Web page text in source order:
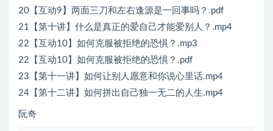
20【互动9】两面三刀和左右逢源是一回事吗？.pdf
21【第十讲】什么是真正的爱自己才能爱别人？.mp4
22【互动10】如何克服被拒绝的恐惧？.mp3
22【互动10】如何克服被拒绝的恐惧？.pdf
23【第十一讲】如何让别人愿意和你说心里话.mp4
24【第十二讲】如何拼出自己独一无二的人生.mp4
阮奇